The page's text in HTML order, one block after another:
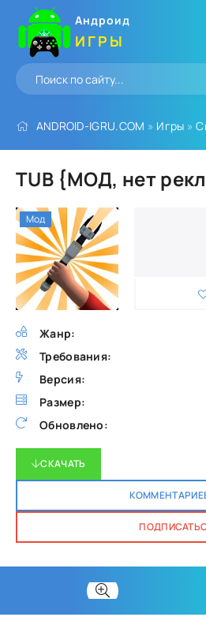
Андроид
ИГРЫ
ANDROID-IGRU.COM » Игры »
TUB {МОД, нет
Жанр:
Требования:
Версия:
Размер:
Обновлено:
СКАЧАТЬ
Мод